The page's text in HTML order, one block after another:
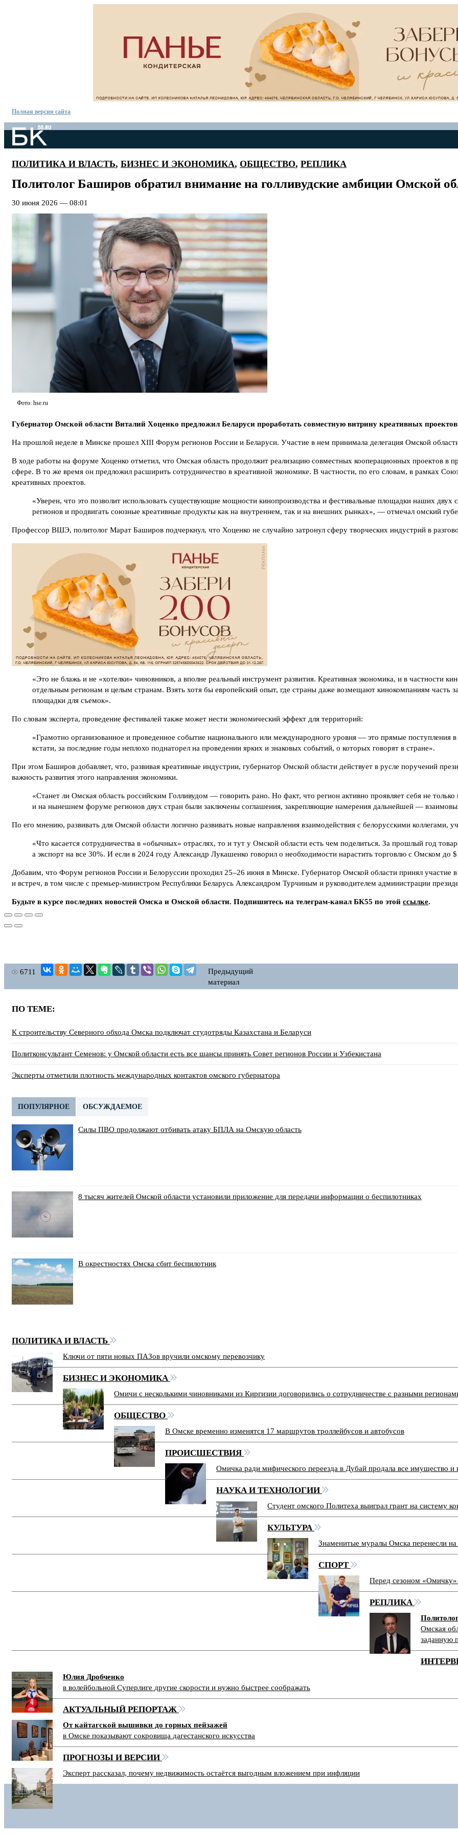
Полная версия сайта
ПОЛИТИКА И ВЛАСТЬ, БИЗНЕС И ЭКОНОМИКА, ОБЩЕСТВО, РЕПЛИКА
Политолог Баширов обратил внимание на голливудские амбиции Омской
30 июня 2026 — 08:01
Фото: hse.ru
Губернатор Омской области Виталий Хоценко предложил Беларуси проработать совместную витрину креативных
На прошлой неделе в Минске прошел XIII Форум регионов России и Беларуси. Участие в нем принимала делегация Омской
В ходе работы на форуме Хоценко отметил, что Омская область продолжит реализацию совместных кооперационных проектов
сфере. В то же время он предложил расширить сотрудничество в креативной экономике. В частности, по его словам, в рамках
креативных проектов.
«Уверен, что это позволит использовать существующие мощности кинопроизводства и фестивальные площадки наших двух
регионов и продвигать союзные креативные продукты как на внутреннем, так и на внешних рынках», — отмечал омский
Профессор ВШЭ, политолог Марат Баширов подчеркнул, что Хоценко не случайно затронул сферу творческих индустрий в
«Это не блажь и не «хотелки» чиновников, а вполне реальный инструмент развития. Креативная экономика, и в частности
отдельным регионам и целым странам. Взять хотя бы европейский опыт, где страны даже возмещают кинокомпаниям часть
площадки для съемок».
По словам эксперта, проведение фестивалей также может нести экономический эффект для территорий:
«Грамотно организованное и проведенное событие национального или международного уровня — это прямые поступления
кстати, за последние годы неплохо поднаторел на проведении ярких и знаковых событий, о которых говорят в стране».
При этом Баширов добавляет, что, развивая креативные индустрии, губернатор Омской области действует в русле поручений
важность развития этого направления экономики.
«Станет ли Омская область российским Голливудом — говорить рано. Но факт, что регион активно проявляет себя не
и на нынешнем форуме регионов двух стран были заключены соглашения, закрепляющие намерения дальнейшей —
По его мнению, развивать для Омской области логично развивать новые направления взаимодействия с белорусскими коллегами,
«Что касается сотрудничества в «обычных» отраслях, то и тут у Омской области есть чем поделиться. За прошлый год
а экспорт на все 30%. И если в 2024 году Александр Лукашенко говорил о необходимости нарастить торговлю с Омском до
Добавим, что Форум регионов России и Белоруссии проходил 25–26 июня в Минске. Губернатор Омской области принял участие в
и встреч, в том числе с премьер-министром Республики Беларусь Александром Турчиным и руководителем администрации
Будьте в курсе последних новостей Омска и Омской области. Подпишитесь на телеграм-канал БК55 по этой ссылке.
6711
Предыдущий
материал
ПО ТЕМЕ:
К строительству Северного обхода Омска подключат студотряды Казахстана и Беларуси
Политконсультант Семенов: у Омской области есть все шансы принять Совет регионов России и Узбекистана
Эксперты отметили плотность международных контактов омского губернатора
ПОПУЛЯРНОЕ ОБСУЖДАЕМОЕ
Силы ПВО продолжают отбивать атаку БПЛА на Омскую область
8 тысяч жителей Омской области установили приложение для передачи информации о беспилотниках
В окрестностях Омска сбит беспилотник
ПОЛИТИКА И ВЛАСТЬ
Ключи от пяти новых ПАЗов вручили омскому перевозчику
БИЗНЕС И ЭКОНОМИКА
Омичи с несколькими чиновниками из Киргизии договорились о сотрудничестве с разными
ОБЩЕСТВО
В Омске временно изменятся 17 маршрутов троллейбусов и автобусов
ПРОИСШЕСТВИЯ
Омичка ради мифического переезда в Дубай продала все имущество и
НАУКА И ТЕХНОЛОГИИ
Студент омского Политеха выиграл грант на систему
КУЛЬТУРА
Знаменитые муралы Омска перенесли на
СПОРТ
Перед сезоном
РЕПЛИКА
Омская
заданную
Юлия Дробченко
в волейбольной Суперлиге другие скорости и нужно быстрее соображать
АКТУАЛЬНЫЙ РЕПОРТАЖ
От кайтагской вышивки до горных пейзажей
в Омске показывают сокровища дагестанского искусства
ПРОГНОЗЫ И ВЕРСИИ
Эксперт рассказал, почему недвижимость остаётся выгодным вложением при инфляции